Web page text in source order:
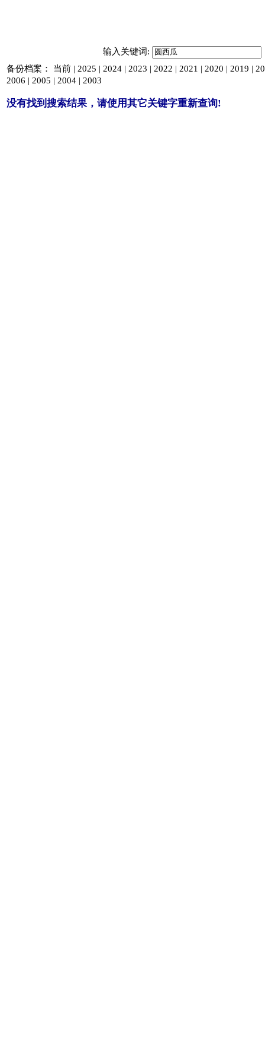
输入关键词:
备份档案： 当前 | 2025 | 2024 | 2023 | 2022 | 2021 | 2020 | 2019 |
2006 | 2005 | 2004 | 2003
没有找到搜索结果，请使用其它关键字重新查询!